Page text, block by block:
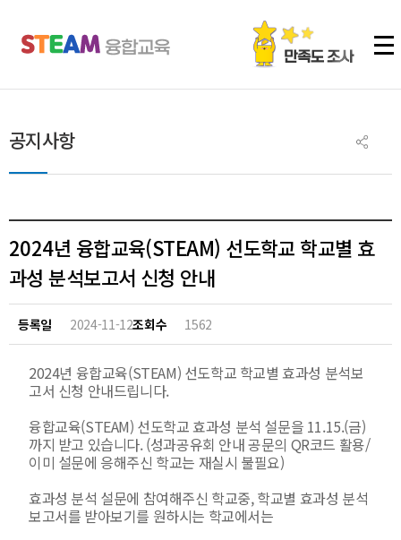
공지사항
2024년 융합교육(STEAM) 선도학교 학교별 효
과성 분석보고서 신청 안내
등록일 2024-11-12조회수 1562
2024년 융합교육(STEAM) 선도학교 학교별 효과성 분석보
고서 신청 안내드립니다.
융합교육(STEAM) 선도학교 효과성 분석 설문을 11.15.(금)
까지 받고 있습니다. (성과공유회 안내 공문의 QR코드 활용/
이미 설문에 응해주신 학교는 재실시 불필요)
효과성 분석 설문에 참여해주신 학교중, 학교별 효과성 분석
보고서를 받아보기를 원하시는 학교에서는